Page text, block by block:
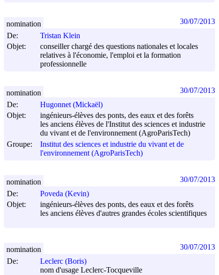
De:
Tristan Klein
Objet:
conseiller chargé des questions nationales et locales
relatives à l'économie, l'emploi et la formation
professionnelle
nomination 30/07/2013
De:
Hugonnet (Mickaël)
Objet:
ingénieurs-élèves des ponts, des eaux et des forêts
les anciens élèves de l'Institut des sciences et industrie
du vivant et de l'environnement (AgroParisTech)
Groupe:
Institut des sciences et industrie du vivant et de
l'environnement (AgroParisTech)
nomination 30/07/2013
De:
Poveda (Kevin)
Objet:
ingénieurs-élèves des ponts, des eaux et des forêts
les anciens élèves d'autres grandes écoles scientifiques
nomination 30/07/2013
De:
Leclerc (Boris)
nom d'usage Leclerc-Tocqueville
nomination 30/07/2013